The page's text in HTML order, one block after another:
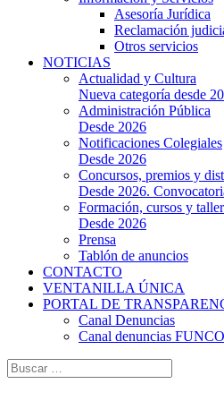
Asesoría Jurídica
Reclamación
Otros servicios
NOTICIAS
Actualidad y Cultura
Nueva categoría desde
Administración Pública
Desde 2026
Notificaciones Colegiales
Desde 2026
Concursos, premios y
Desde 2026.
Formación, cursos y
Desde 2026
Prensa
Tablón de anuncios
CONTACTO
VENTANILLA ÚNICA
PORTAL DE
Canal Denuncias
Canal denuncias
Buscar: